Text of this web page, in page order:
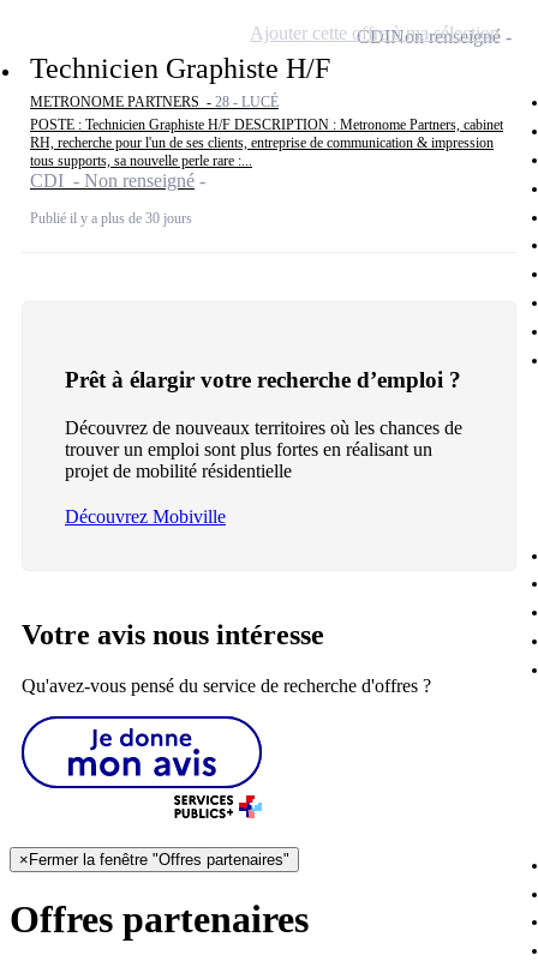
Technicien Graphiste H/F
METRONOME PARTNERS - 28 - LUCÉ
POSTE : Technicien Graphiste H/F DESCRIPTION : Metronome Partners, cabinet
RH, recherche pour l'un de ses clients, entreprise de communication & impression
tous supports, sa nouvelle perle rare :...
CDI - Non renseigné
Publié il y a plus de 30 jours
CDINon renseigné
Ajouter cette offre à ma sélection
Prêt à élargir votre recherche d’emploi ?
Découvrez de nouveaux territoires où les chances de
trouver un emploi sont plus fortes en réalisant un
projet de mobilité résidentielle
Découvrez Mobiville
Votre avis nous intéresse
Qu'avez-vous pensé du service de recherche d'offres ?
× Fermer la fenêtre "Offres partenaires"
Offres partenaires